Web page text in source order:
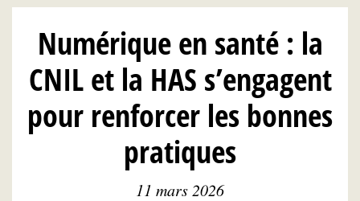
N
L
Numérique en santé : la
CNIL et la HAS s’engagent
pour renforcer les bonnes
pratiques
11 mars 2026